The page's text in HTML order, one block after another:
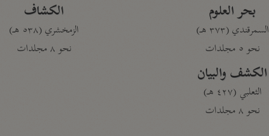
بحر العلوم
السمرقندي (٣٧٣ هـ)
نحو ٥ مجلدات
الكشف والبيان
الثعلبي (٤٢٧ هـ)
نحو ٨ مجلدات
الكشاف
الزمخشري (٥٣٨ هـ)
نحو ٨ مجلدات